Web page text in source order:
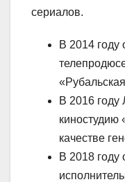
сериалов.
В 2014 году
В 2016 году
качестве
В 2018 году